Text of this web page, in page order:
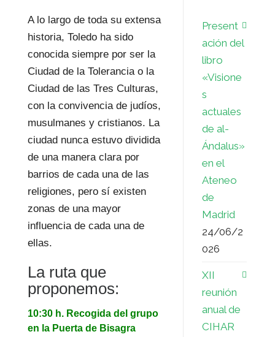
A lo largo de toda su extensa
historia, Toledo ha sido
conocida siempre por ser la
Ciudad de la Tolerancia o la
Ciudad de las Tres Culturas,
con la convivencia de judíos,
musulmanes y cristianos. La
ciudad nunca estuvo dividida
de una manera clara por
barrios de cada una de las
religiones, pero sí existen
zonas de una mayor
influencia de cada una de
ellas.
La ruta que
proponemos:
10:30 h. Recogida del grupo
en la Puerta de Bisagra
Present
ación del
libro
«Visione
s
actuales
de al-
Ándalus»
en el
Ateneo
de
Madrid
24/06/2
026
XII
reunión
anual de
CIHAR